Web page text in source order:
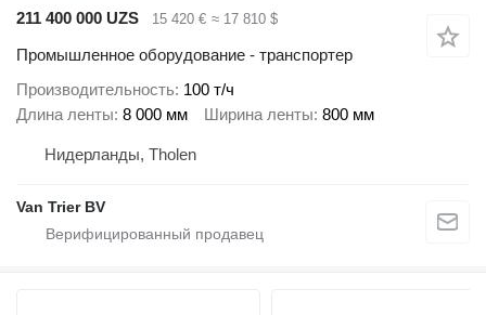
211 400 000 UZS
15 420 € ≈ 17 810 $
Промышленное оборудование - транспортер
Производительность 100 т/ч
Длина ленты 8 000 мм Ширина ленты 800 мм
Нидерланды, Tholen
Van Trier BV